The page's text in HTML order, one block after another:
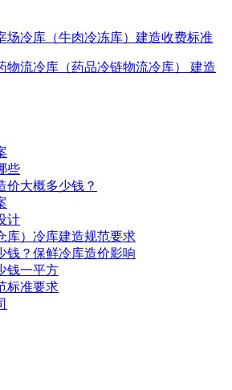
场冷库（牛肉冷冻库）建造收费标准
物流冷库（药品冷链物流冷库） 建造
些
价大概多少钱？
计
库）冷库建造规范要求
钱？保鲜冷库造价影响
钱一平方
标准要求